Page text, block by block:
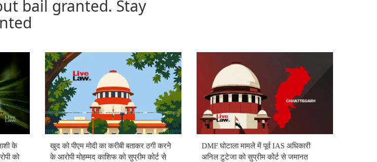
bail granted. Stay
के
को
खुद को पीएम मोदी का करीबी बताकर ठगी करने
के आरोपी मोहम्मद काशिफ को सुप्रीम कोर्ट से
DMF घोटाला मामले में पूर्व IAS अधिकारी
अनिल टुटेजा को सुप्रीम कोर्ट से जमानत